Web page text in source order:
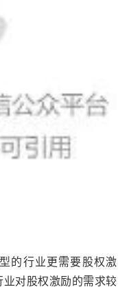
的行业更需要股权激
对股权激励的需求较